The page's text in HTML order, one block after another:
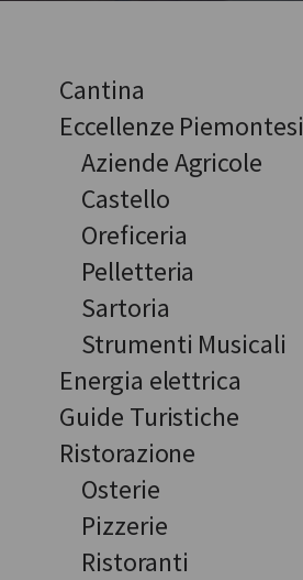
Cantina
Eccellenze Piemontesi
Aziende Agricole
Castello
Oreficeria
Pelletteria
Sartoria
Strumenti Musicali
Energia elettrica
Guide Turistiche
Ristorazione
Osterie
Pizzerie
Ristoranti